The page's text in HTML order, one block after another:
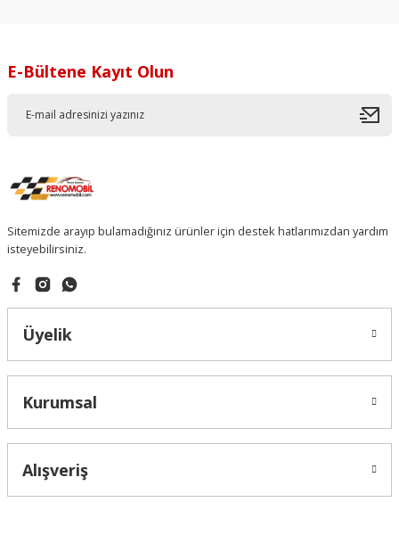
E-Bültene Kayıt Olun
Sitemizde arayıp bulamadığınız ürünler için destek hatlarımızdan yardım
isteyebilirsiniz.
Üyelik
Kurumsal
Alışveriş